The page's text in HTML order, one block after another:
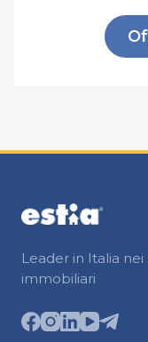
Leader in Italia nei
immobiliari